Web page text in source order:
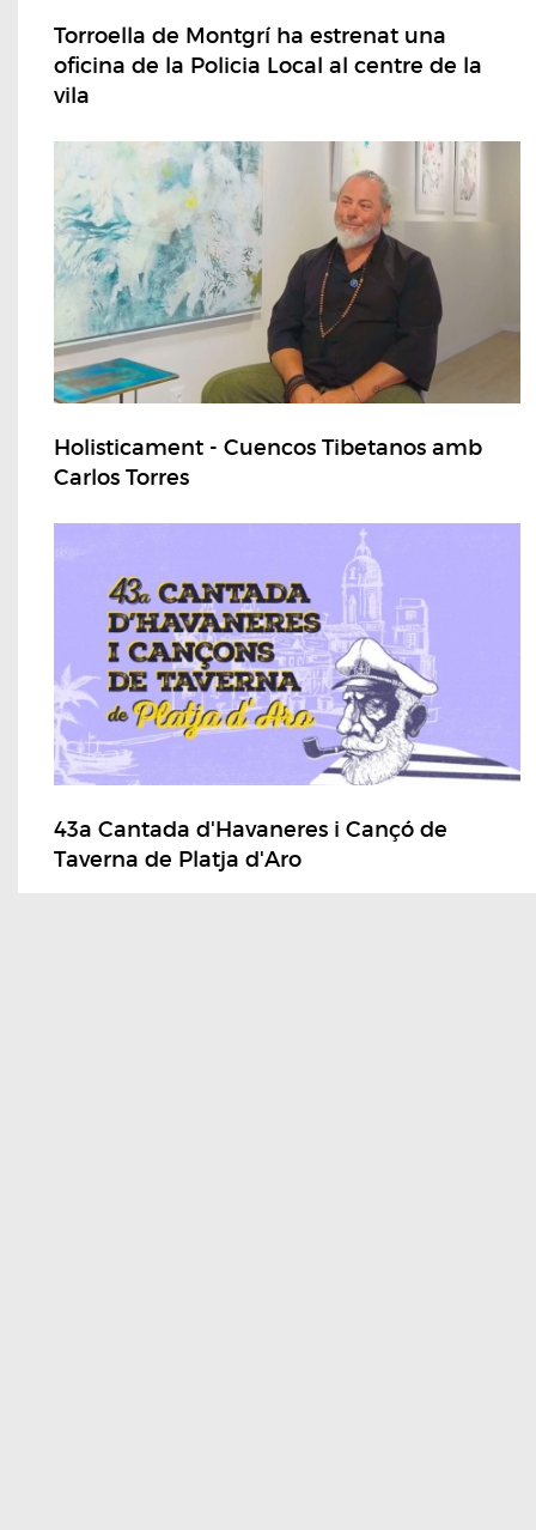
Torroella de Montgrí ha estrenat una
oficina de la Policia Local al centre de la
vila
Holisticament - Cuencos Tibetanos amb
Carlos Torres
43a Cantada d'Havaneres i Cançó de
Taverna de Platja d'Aro